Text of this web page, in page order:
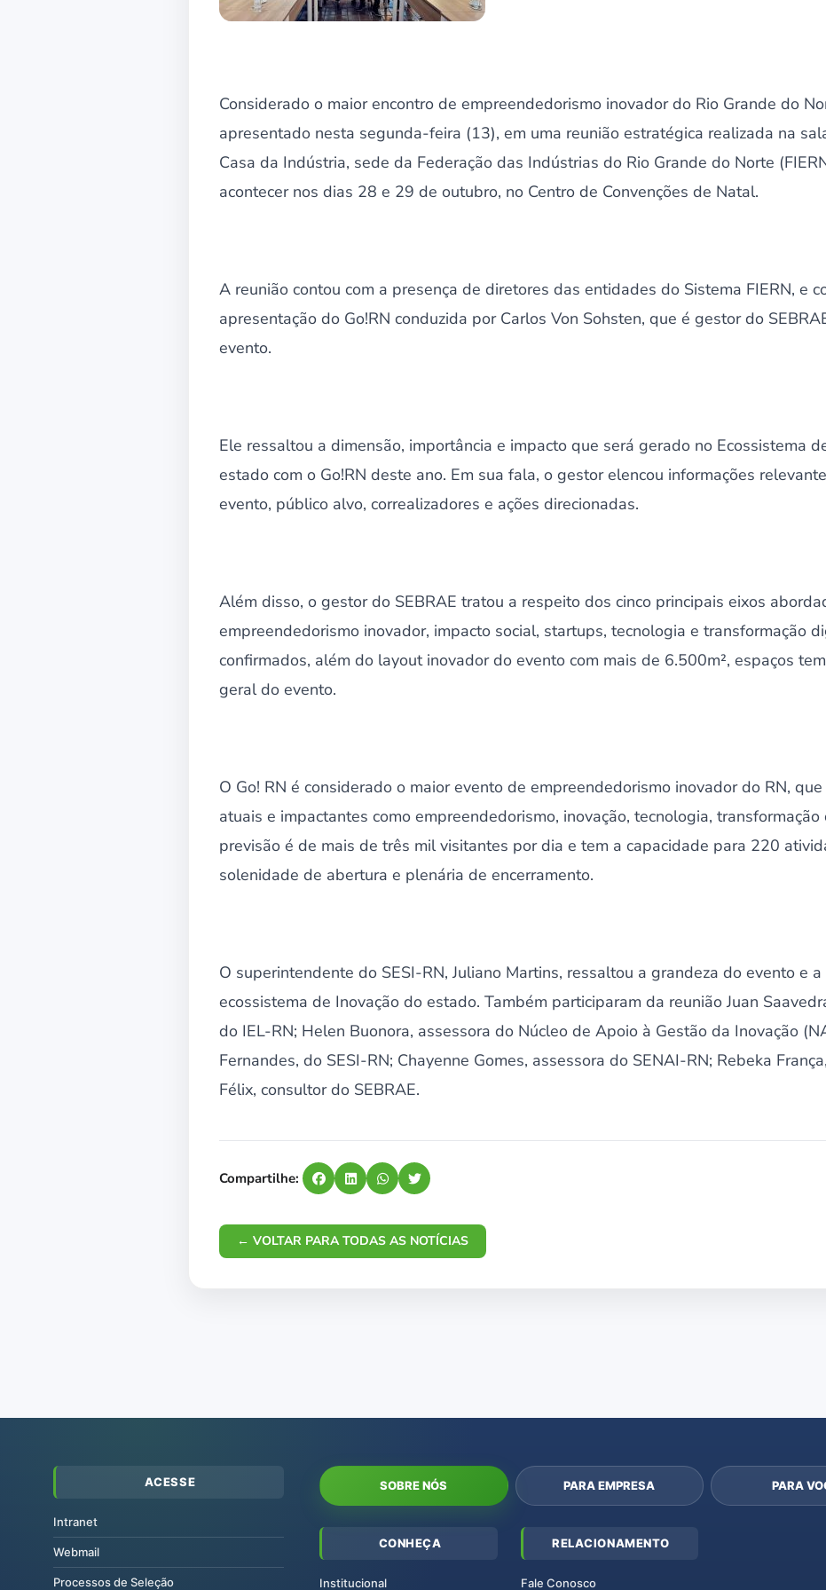
Considerado o maior encontro de empreendedorismo inovador do Rio Grande do
apresentado nesta segunda-feira (13), em uma reunião estratégica realizada na
Casa da Indústria, sede da Federação das Indústrias do Rio Grande do Norte
acontecer nos dias 28 e 29 de outubro, no Centro de Convenções de Natal.
A reunião contou com a presença de diretores das entidades do Sistema FIERN, e
apresentação do Go!RN conduzida por Carlos Von Sohsten, que é gestor do
evento.
Ele ressaltou a dimensão, importância e impacto que será gerado no Ecossistema
estado com o Go!RN deste ano. Em sua fala, o gestor elencou informações
evento, público alvo, correalizadores e ações direcionadas.
Além disso, o gestor do SEBRAE tratou a respeito dos cinco principais eixos
empreendedorismo inovador, impacto social, startups, tecnologia e transformação
confirmados, além do layout inovador do evento com mais de 6.500m², espaços
geral do evento.
O Go! RN é considerado o maior evento de empreendedorismo inovador do RN,
atuais e impactantes como empreendedorismo, inovação, tecnologia,
previsão é de mais de três mil visitantes por dia e tem a capacidade para 220
solenidade de abertura e plenária de encerramento.
O superintendente do SESI-RN, Juliano Martins, ressaltou a grandeza do evento e
ecossistema de Inovação do estado. Também participaram da reunião Juan
do IEL-RN; Helen Buonora, assessora do Núcleo de Apoio à Gestão da Inovação
Fernandes, do SESI-RN; Chayenne Gomes, assessora do SENAI-RN; Rebeka
Félix, consultor do SEBRAE.
Compartilhe:
← VOLTAR PARA TODAS AS NOTÍCIAS
ACESSE
Intranet
Webmail
Processos de Seleção
SOBRE NÓS PARA EMPRESA PARA
CONHEÇA
Institucional
RELACIONAMENTO
Fale Conosco